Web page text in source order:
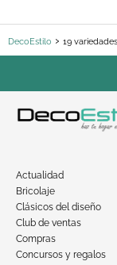
DecoEstilo 19
Actualidad
Bricolaje
Clásicos del diseño
Club de ventas
Compras
Concursos y regalos